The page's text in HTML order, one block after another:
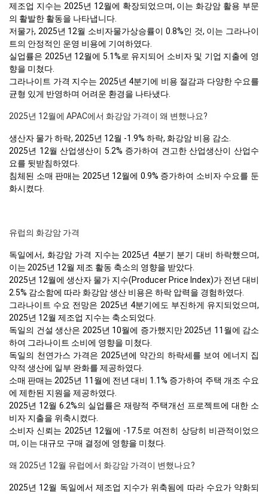
제조업 지수는 2025년 12월에 확장되었으며, 이는 화강암 활용 부문
의 활발한 활동을 나타냅니다.
저물가, 2025년 12월 소비자물가상승률이 0.8%인 것, 이는 그라나이
트의 안정적인 운영 비용에 기여하였다.
실업률은 2025년 12월에 5.1%로 유지되어 소비자 및 기업 지출에 영
향을 미쳤다.
그라나이트 가격 지수는 2025년 4분기에 비용 절감과 다양한 수요를
균형 있게 반영하며 어려운 환경을 나타냈다.
2025년 12월에 APAC에서 화강암 가격이 왜 변했나요?
생산자 물가 하락, 2025년 12월 -1.9% 하락, 화강암 비용 감소.
2025년 12월 산업생산이 5.2% 증가하여 견고한 산업생산이 산업수
요를 뒷받침하였다.
침체된 소매 판매는 2025년 12월에 0.9% 증가하여 소비자 수요를 둔
화시켰다.
유럽의 화강암 가격
독일에서, 화강암 가격 지수는 2025년 4분기 분기 대비 하락했으며,
이는 2025년 12월 제조 활동 축소의 영향을 받았다.
2025년 12월에 생산자 물가 지수(Producer Price Index)가 전년 대비
2.5% 감소함에 따라 화강암 생산 비용은 하락 압력을 경험하였다.
그라나이트 수요 전망은 2025년 4분기에도 부진하게 유지되었으며,
2025년 12월 제조업 지수는 축소되었다.
독일의 건설 생산은 2025년 10월에 증가했지만 2025년 11월에 감소
하여 그라나이트 소비에 영향을 미쳤다.
독일의 천연가스 가격은 2025년에 약간의 하락세를 보여 에너지 집
약적 생산에 일부 완화를 제공하였다.
소매 판매는 2025년 11월에 전년 대비 1.1% 증가하여 주택 개조 수요
에 제한된 지원을 제공하였다.
2025년 12월 6.2%의 실업률은 재량적 주택개선 프로젝트에 대한 소
비자 지출을 위축시켰다.
소비자 신뢰는 2025년 12월에 -17.5로 여전히 상당히 비관적이었으
며, 이는 대규모 구매 결정에 영향을 미쳤다.
왜 2025년 12월 유럽에서 화강암 가격이 변했나요?
2025년 12월 독일에서 제조업 지수가 위축됨에 따라 수요가 약화되